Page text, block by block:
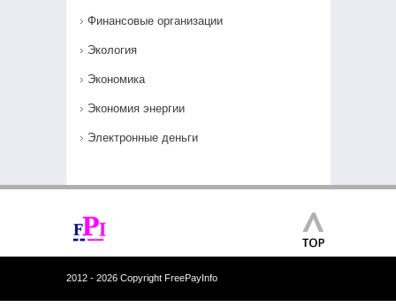
Финансовые организации
Экология
Экономика
Экономия энергии
Электронные деньги
2012 - 2026 Copyright FreePayInfo